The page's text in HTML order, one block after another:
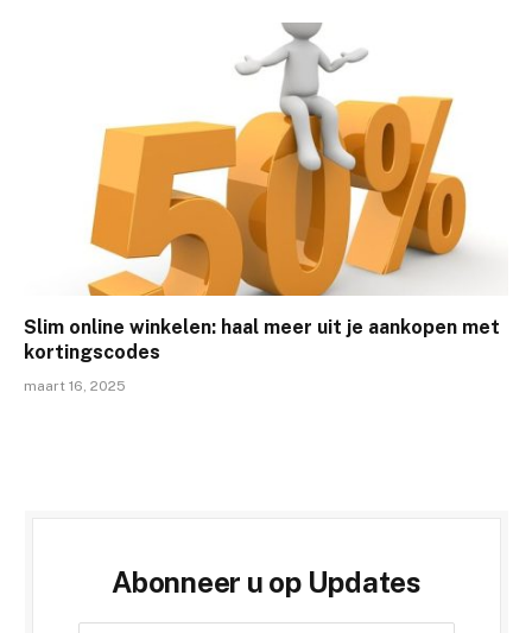
Slim online winkelen: haal meer uit je aankopen met
kortingscodes
maart 16, 2025
Abonneer u op Updates